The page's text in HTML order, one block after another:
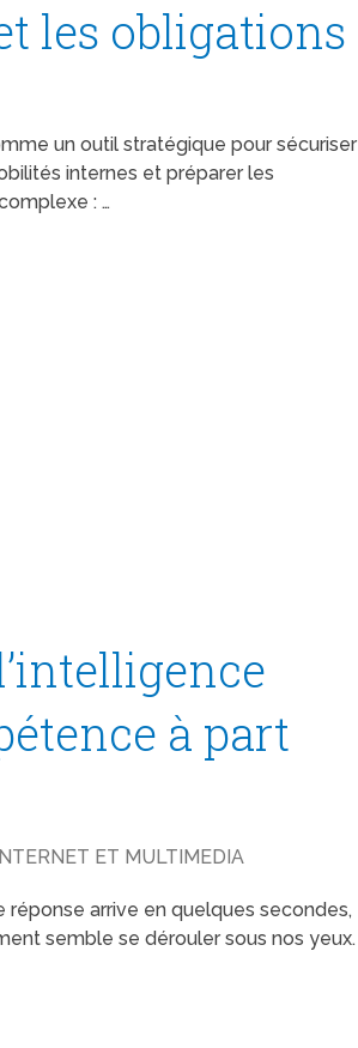
les obligations
un outil stratégique pour sécuriser
internes et préparer les
: …
à part
ET MULTIMEDIA
réponse arrive en quelques secondes,
semble se dérouler sous nos yeux.